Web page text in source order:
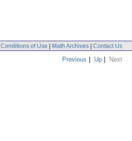
Conditions of Use | Math Archives | Contact Us
Previous | Up | Next